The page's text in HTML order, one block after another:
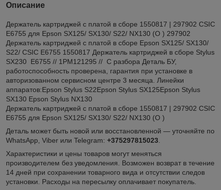
Описание
Держатель картриджей с платой в сборе 1550817 | 297902 CSIC
E6755 для Epson SX125/ SX130/ S22/ NX130 (О ) 297902
Держатель картриджей с платой в сборе Epson SX125/ SX130/
S22/ CSIC E6755 1550817 Держатель картриджей в сборе Stylus
SX230 E6755 // 1PM121295 // C разбора Деталь БУ,
работоспособность проверена, гарантия при установке в
авторизованном сервисном центре 3 месяца. Линейки
аппаратов:Epson Stylus S22Epson Stylus SX125Epson Stylus
SX130 Epson Stylus NX130
Держатель картриджей с платой в сборе 1550817 | 297902 CSIC
E6755 для Epson SX125/ SX130/ S22/ NX130 (О )
Деталь может быть новой или восстановленной — уточняйте по
WhatsApp, Viber или Telegram: +375297815023
Характеристики и цены товаров могут меняться
производителем без уведомления. Возможен возврат в течение
14 дней при сохранении товарного вида и отсутствии следов
установки. Расходы на пересылку оплачивает покупатель.